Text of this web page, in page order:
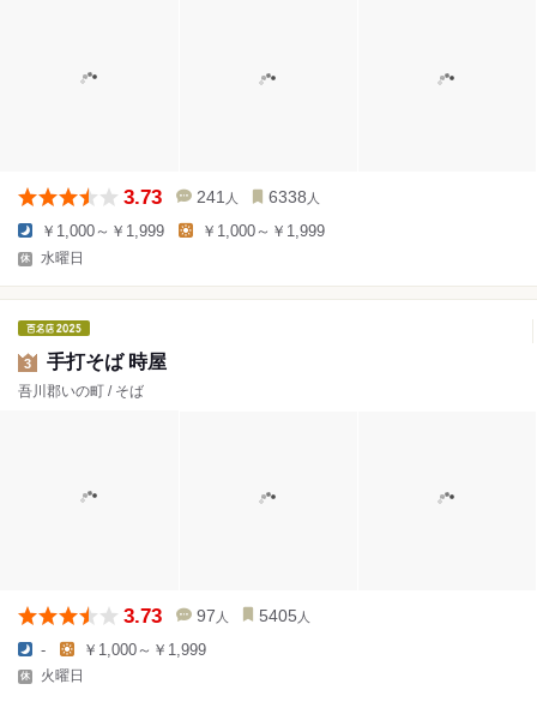
3.73 241 人 6338 人
￥1,000～￥1,999 ￥1,000～￥1,999
水曜日
3 手打そば 時屋
吾川郡いの町 / そば
3.73 97 人 5405 人
- ￥1,000～￥1,999
火曜日